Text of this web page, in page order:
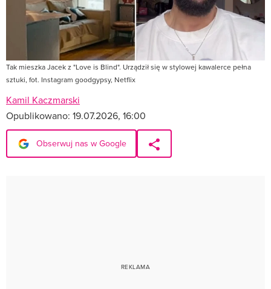
Tak mieszka Jacek z "Love is Blind". Urządził się w stylowej kawalerce pełna
sztuki, fot. Instagram goodgypsy, Netflix
Kamil Kaczmarski
Opublikowano: 19.07.2026, 16:00
Obserwuj nas w Google